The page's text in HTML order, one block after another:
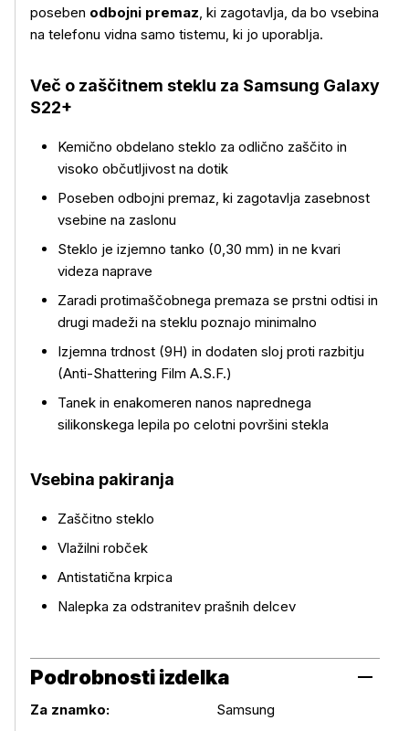
Več o izdelku
poseben odbojni premaz, ki zagotavlja, da bo vsebina
na telefonu vidna samo tistemu, ki jo uporablja.
Več o zaščitnem steklu za Samsung Galaxy
S22+
Kemično obdelano steklo za odlično zaščito in
visoko občutljivost na dotik
Poseben odbojni premaz, ki zagotavlja zasebnost
vsebine na zaslonu
Steklo je izjemno tanko (0,30 mm) in ne kvari
videza naprave
Zaradi protimaščobnega premaza se prstni odtisi in
drugi madeži na steklu poznajo minimalno
Izjemna trdnost (9H) in dodaten sloj proti razbitju
(Anti-Shattering Film A.S.F.)
Tanek in enakomeren nanos naprednega
silikonskega lepila po celotni površini stekla
Vsebina pakiranja
Zaščitno steklo
Vlažilni robček
Antistatična krpica
Nalepka za odstranitev prašnih delcev
Podrobnosti izdelka
Za znamko:
Samsung